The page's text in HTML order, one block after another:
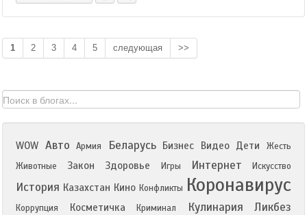
1 2 3 4 5 следующая >>
WOW Авто Армия Беларусь Бизнес Видео Дети
Жесть
Животные
Закон Здоровье Игры Интернет Искусство
История Казахстан Кино Конфликты Коронавирус
Коррупция Косметичка Криминал Кулинария Ликбез